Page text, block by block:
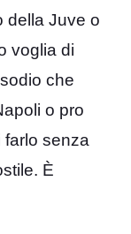
della Juve o
voglia di
che
o pro
farlo senza
È